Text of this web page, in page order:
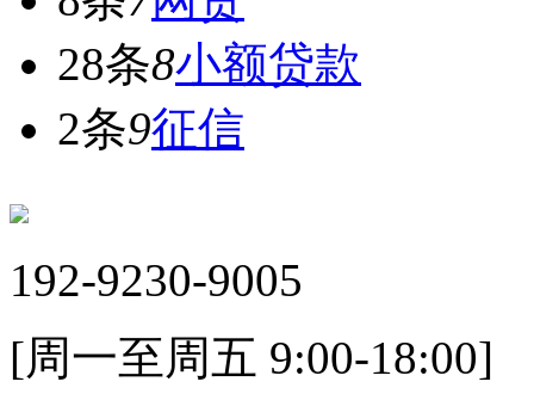
28条8小额贷款
2条9征信
192-9230-9005
[周一至周五 9:00-18:00]